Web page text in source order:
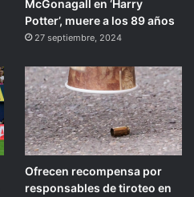
McGonagall en ‘Harry
Potter’, muere a los 89 años
27 septiembre, 2024
Ofrecen recompensa por
responsables de tiroteo en